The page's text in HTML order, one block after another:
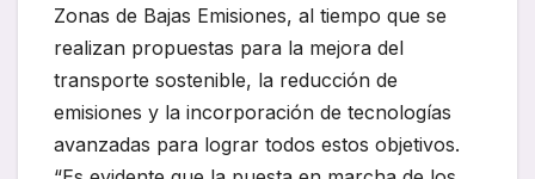
Zonas de Bajas Emisiones, al tiempo que se
realizan propuestas para la mejora del
transporte sostenible, la reducción de
emisiones y la incorporación de tecnologías
avanzadas para lograr todos estos objetivos.